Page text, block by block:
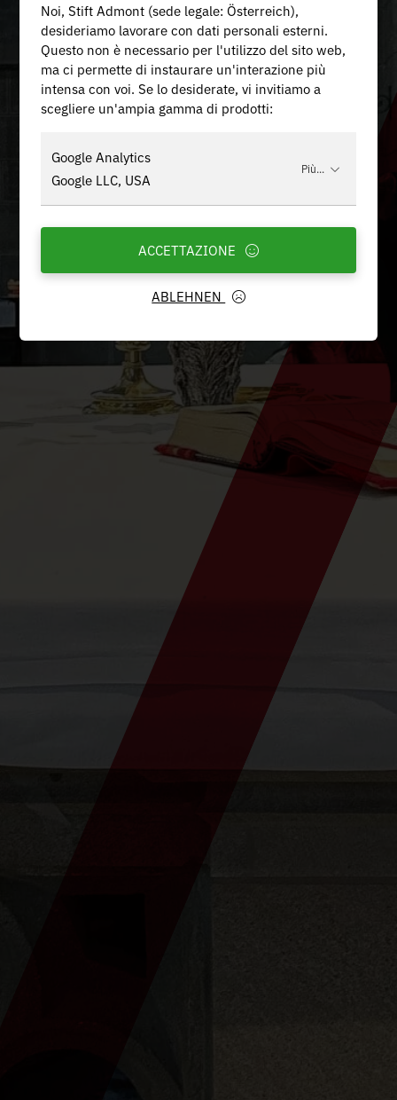
Noi, Stift Admont (sede legale: Österreich),
desideriamo lavorare con dati personali esterni.
Questo non è necessario per l'utilizzo del sito web,
ma ci permette di instaurare un'interazione più
intensa con voi. Se lo desiderate, vi invitiamo a
scegliere un'ampia gamma di prodotti:
Google Analytics
Google LLC, USA
Più...
ABLEHNEN
ACCETTAZIONE